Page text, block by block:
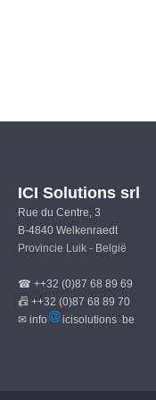
ICI Solutions srl
Rue du Centre, 3
B-4840 Welkenraedt
Provincie Luik - België
☎ ++32 (0)87 68 89 69
📠 ++32 (0)87 68 89 70
✉ info
icisolutions be